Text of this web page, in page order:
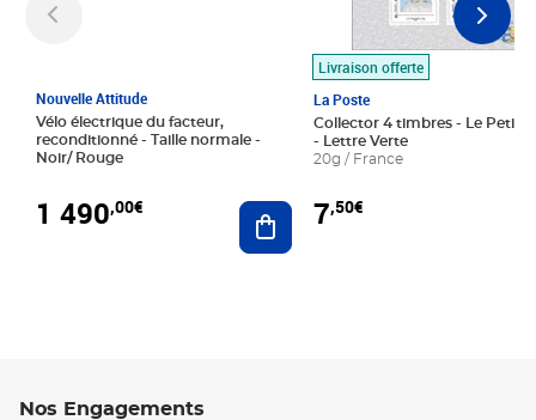
Nouvelle Attitude
Vélo électrique du facteur,
reconditionné - Taille normale -
Noir/ Rouge
1 490,00€ Ajouter au panier
Livraison offerte
La Poste
Collector 4 timbres - Le Petit
- Lettre Verte
20g / France
7,50€
Nos Engagements